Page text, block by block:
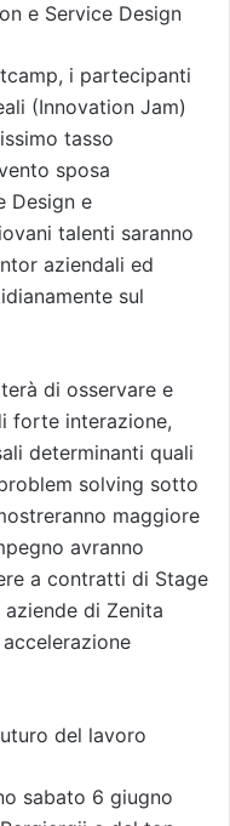
e Service Design
i partecipanti
(Innovation Jam)
tasso
sposa
Design e
talenti saranno
aziendali ed
sul
di osservare e
forte interazione,
determinanti quali
solving sotto
maggiore
avranno
a contratti di Stage
di Zenita
del lavoro
sabato 6 giugno